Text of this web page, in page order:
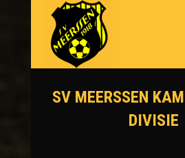
SV MEERSSEN
DIVISIE